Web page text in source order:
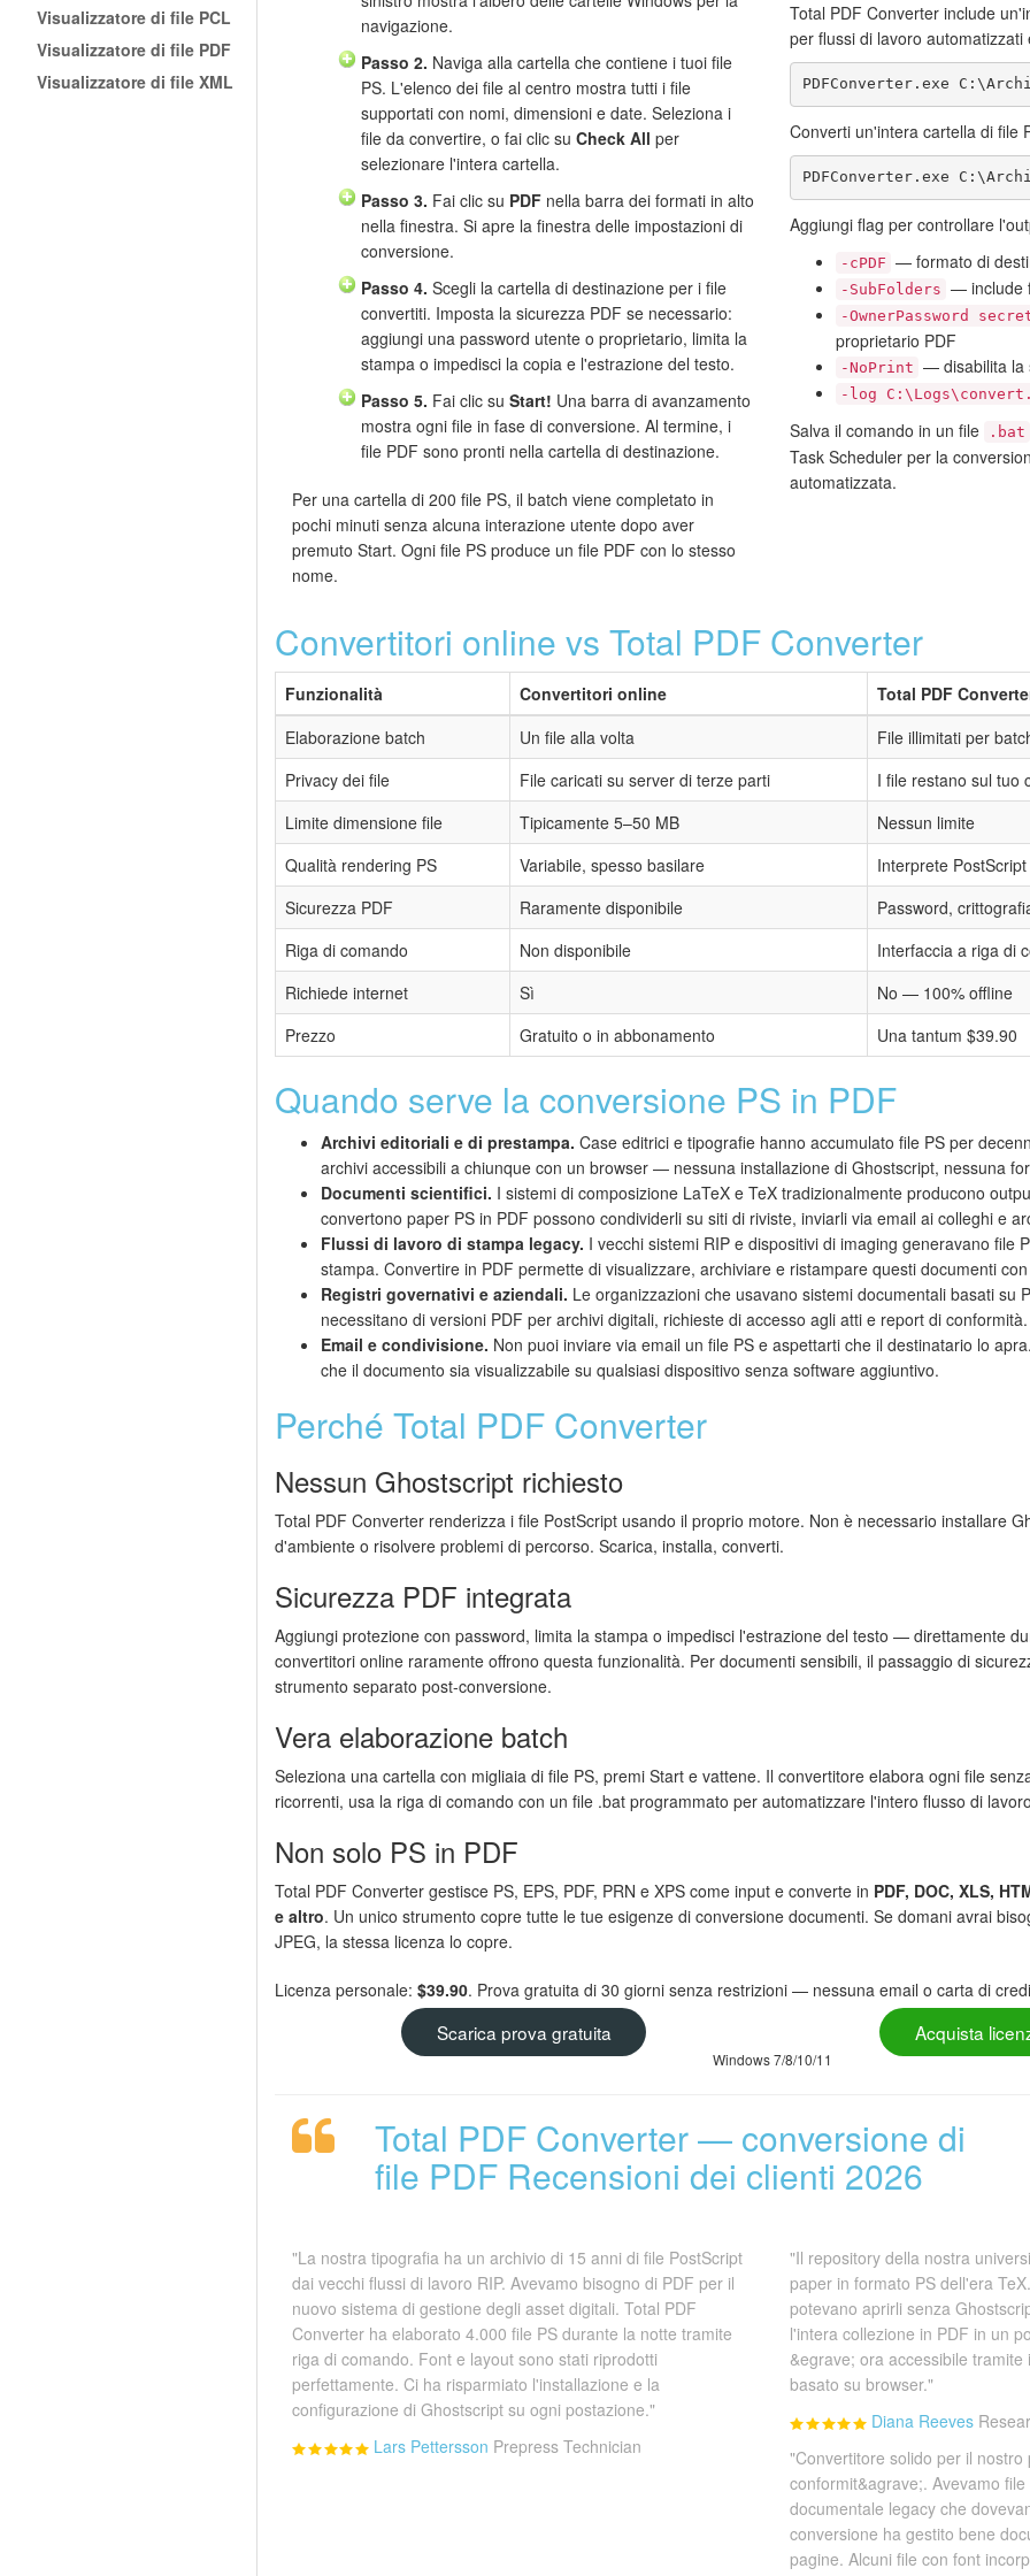
Visualizzatore di file PCL
Visualizzatore di file PDF
Visualizzatore di file XML
navigazione.
Passo 2. Naviga alla cartella che contiene i tuoi file
PS. L'elenco dei file al centro mostra tutti i file
supportati con nomi, dimensioni e date. Seleziona i
file da convertire, o fai clic su Check All per
selezionare l'intera cartella.
Passo 3. Fai clic su PDF nella barra dei formati in alto
nella finestra. Si apre la finestra delle impostazioni di
conversione.
Passo 4. Scegli la cartella di destinazione per i file
convertiti. Imposta la sicurezza PDF se necessario:
aggiungi una password utente o proprietario, limita la
stampa o impedisci la copia e l'estrazione del testo.
Passo 5. Fai clic su Start! Una barra di avanzamento
mostra ogni file in fase di conversione. Al termine, i
file PDF sono pronti nella cartella di destinazione.
Per una cartella di 200 file PS, il batch viene completato in
pochi minuti senza alcuna interazione utente dopo aver
premuto Start. Ogni file PS produce un file PDF con lo stesso
nome.
Total PDF Converter include
per flussi di lavoro
PDFConverter.exe
Converti un'intera cartella di file
PDFConverter.exe
Aggiungi flag per controllare
-cPDF — formato di
-SubFolders — include
-OwnerPassword
proprietario PDF
-NoPrint — disabilita la
-log
Salva il comando in un file .bat
Task Scheduler per la
automatizzata.
Convertitori online vs Total PDF Converter
Funzionalità Convertitori online
Total PDF
Elaborazione batch
Un file alla volta
File illimitati per
Privacy dei file
File caricati su server di terze parti
I file restano sul tuo
Limite dimensione file
Tipicamente 5–50 MB
Nessun limite
Qualità rendering PS
Variabile, spesso basilare
Interprete
Sicurezza PDF
Raramente disponibile
Password,
Riga di comando
Non disponibile
Interfaccia a riga di
Richiede internet
Sì
No — 100% offline
Prezzo
Gratuito o in abbonamento Una tantum $39.90
Quando serve la conversione PS in PDF
Archivi editoriali e di prestampa. Case editrici e tipografie hanno accumulato file PS per
archivi accessibili a chiunque con un browser — nessuna installazione di Ghostscript, nessuna
Documenti scientifici. I sistemi di composizione LaTeX e TeX tradizionalmente producono
convertono paper PS in PDF possono condividerli su siti di riviste, inviarli via email ai colleghi e
Flussi di lavoro di stampa legacy. I vecchi sistemi RIP e dispositivi di imaging generavano file
stampa. Convertire in PDF permette di visualizzare, archiviare e ristampare questi documenti
Registri governativi e aziendali. Le organizzazioni che usavano sistemi documentali basati su
necessitano di versioni PDF per archivi digitali, richieste di accesso agli atti e report di conformità.
Email e condivisione. Non puoi inviare via email un file PS e aspettarti che il destinatario lo
che il documento sia visualizzabile su qualsiasi dispositivo senza software aggiuntivo.
Perché Total PDF Converter
Nessun Ghostscript richiesto
Total PDF Converter renderizza i file PostScript usando il proprio motore. Non è necessario installare
d'ambiente o risolvere problemi di percorso. Scarica, installa, converti.
Sicurezza PDF integrata
Aggiungi protezione con password, limita la stampa o impedisci l'estrazione del testo — direttamente
convertitori online raramente offrono questa funzionalità. Per documenti sensibili, il passaggio di
strumento separato post-conversione.
Vera elaborazione batch
Seleziona una cartella con migliaia di file PS, premi Start e vattene. Il convertitore elabora ogni file
ricorrenti, usa la riga di comando con un file .bat programmato per automatizzare l'intero flusso di
Non solo PS in PDF
Total PDF Converter gestisce PS, EPS, PDF, PRN e XPS come input e converte in PDF, DOC, XLS,
e altro. Un unico strumento copre tutte le tue esigenze di conversione documenti. Se domani avrai
JPEG, la stessa licenza lo copre.
Licenza personale: $39.90. Prova gratuita di 30 giorni senza restrizioni — nessuna email o carta di
Scarica prova gratuita Acquista
Windows 7/8/10/11
Total PDF Converter — conversione di
file PDF Recensioni dei clienti 2026
"La nostra tipografia ha un archivio di 15 anni di file PostScript
dai vecchi flussi di lavoro RIP. Avevamo bisogno di PDF per il
nuovo sistema di gestione degli asset digitali. Total PDF
Converter ha elaborato 4.000 file PS durante la notte tramite
riga di comando. Font e layout sono stati riprodotti
perfettamente. Ci ha risparmiato l'installazione e la
configurazione di Ghostscript su ogni postazione."
Lars Pettersson Prepress Technician
"Il repository della nostra
paper in formato PS dell'era
potevano aprirli senza
l'intera collezione in PDF in un
&egrave; ora accessibile
basato su browser."
Diana Reeves
"Convertitore solido per il
conformit&agrave;. Avevamo
documentale legacy che
conversione ha gestito bene
pagine. Alcuni file con font